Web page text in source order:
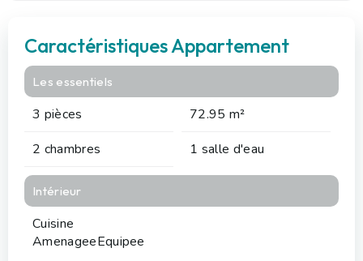
Caractéristiques Appartement
Les essentiels
3 pièces
72.95 m²
2 chambres
1 salle d'eau
Intérieur
Cuisine
AmenageeEquipee